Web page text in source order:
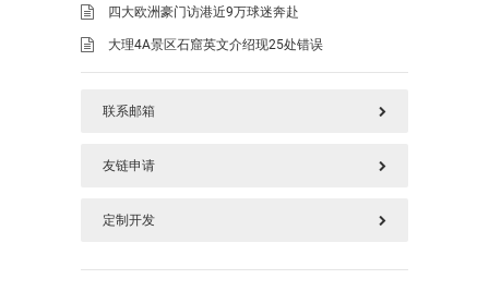
四大欧洲豪门访港近9万球迷奔赴
大理4A景区石窟英文介绍现25处错误
联系邮箱
577125669@qq.com
友链申请
请加好本站链接后，把您链接发上面邮箱
定制开发